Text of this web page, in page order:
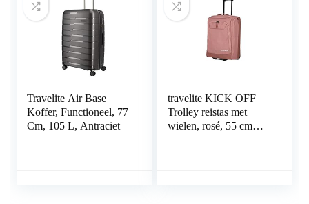
Travelite Air Base
Koffer, Functioneel, 77
Cm, 105 L, Antraciet
travelite KICK OFF
Trolley reistas met
wielen, rosé, 55 cm